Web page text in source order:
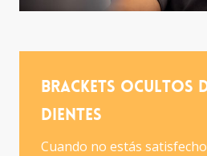
Brackets ocultos
dientes
Cuando no estás